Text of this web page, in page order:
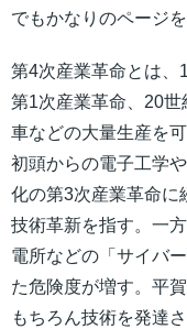
でもかなりのページ
第4次産業革命とは、
第1次産業革命、20
車などの大量生産を
初頭からの電子工学
化の第3次産業革命に
技術革新を指す。一
電所などの「サイバ
た危険度が増す。平
もちろん技術を発達